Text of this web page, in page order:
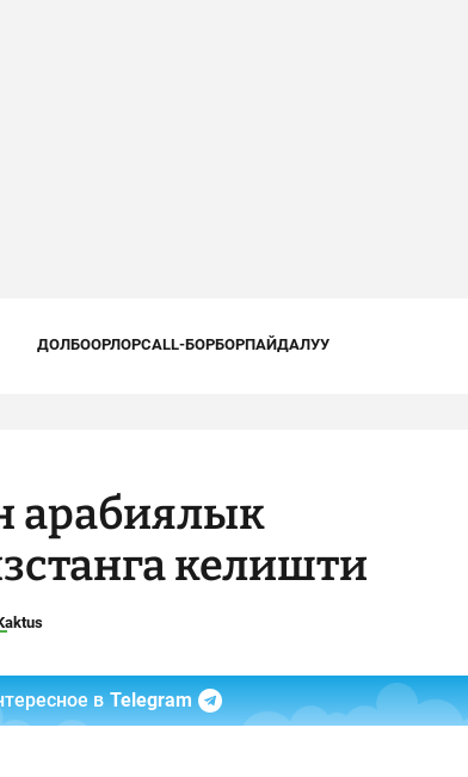
ДОЛБООРЛОРCALL-БОРБОРПАЙДАЛУУ
арабиялык
келишти
в Telegram